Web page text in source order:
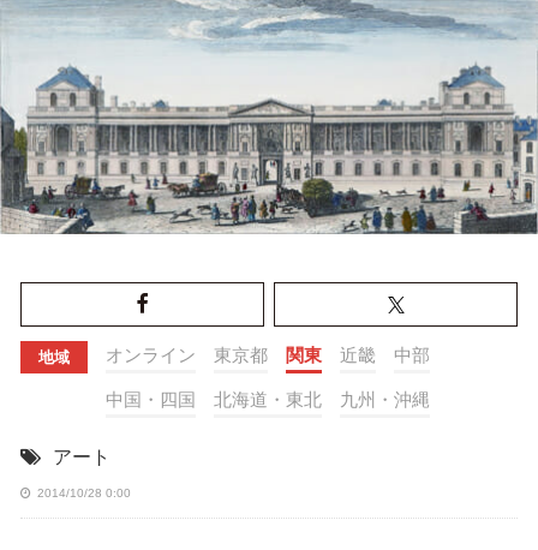
地域 オンライン 東京都 関東 近畿 中部
中国・四国 北海道・東北 九州・沖縄
アート
2014/10/28 0:00